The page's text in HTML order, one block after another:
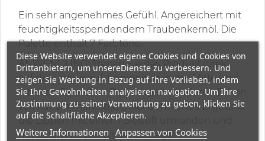
Ein sehr angenehmes Gefühl. Angereichert mit
feuchtigkeitsspendendem Traubenkernöl. Die
Palette enthält 7 Farbtöne.
ANWENDUNG: Tragen Sie das Produkt direkt
auf die Lippen auf, beginnend in der Mitte und
arbeiten Sie sich in Richtung der äußeren Ecken
vor. Für ein makelloses, klar definiertes Ergebnis
die Lippen mit einem Bleistift umranden und
mit einem Lippenpinsel auftragen.
Diese Website verwendet eigene Cookies und Cookies von
Drittanbietern, um unsereDienste zu verbessern. Und
zeigen Sie Werbung in Bezug auf Ihre Vorlieben, indem
Sie Ihre Gewohnheiten analysieren navigation. Um Ihre
Zustimmung zu seiner Verwendung zu geben, klicken Sie
auf die Schaltfläche Akzeptieren.
Weitere Informationen Anpassen von Cookies